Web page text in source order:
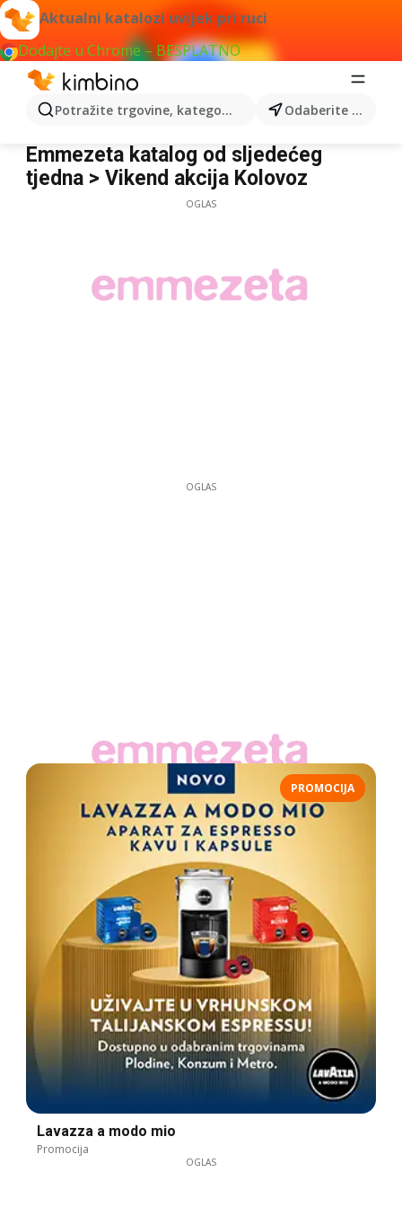
Aktualni katalozi uvijek pri ruci
Dodajte u Chrome – BESPLATNO
Potražite trgovine, kategorije, proizvode... Odaberite grad
Emmezeta
Emmezeta katalog od sljedećeg
tjedna > Vikend akcija Kolovoz
OGLAS
OGLAS
PROMOCIJA
Lavazza a modo mio
Promocija
OGLAS